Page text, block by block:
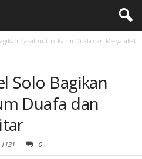
Zakat untuk Kaum Duafa dan Masyarakat
Solo Bagikan
Duafa dan
1131 0